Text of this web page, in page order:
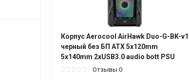
Корпус Aerocool AirHawk Duo-G-BK-v1
черный без БП ATX 5x120mm
5x140mm 2xUSB3.0 audio bott PSU
Отзывы 0